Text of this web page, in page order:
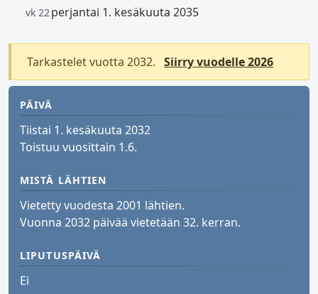
vk 22 perjantai 1. kesäkuuta 2035
Tarkastelet vuotta 2032. Siirry vuodelle 2026
PÄIVÄ
Tiistai 1. kesäkuuta 2032
Toistuu vuosittain 1.6.
MISTÄ LÄHTIEN
Vietetty vuodesta 2001 lähtien.
Vuonna 2032 päivää vietetään 32. kerran.
LIPUTUSPÄIVÄ
Ei